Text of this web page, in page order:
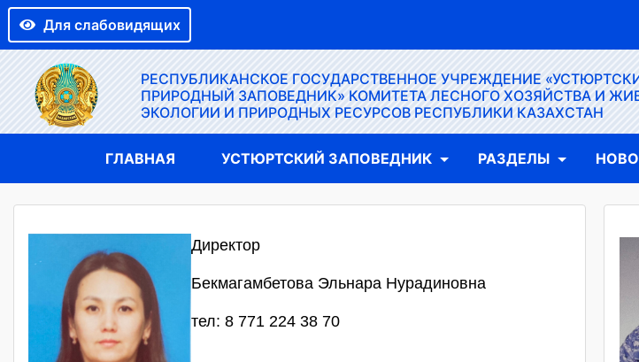
Для слабовидящих
РЕСПУБЛИКАНСКОЕ ГОСУДАРСТВЕННОЕ УЧРЕЖДЕНИЕ
ПРИРОДНЫЙ ЗАПОВЕДНИК» КОМИТЕТА ЛЕСНОГО ХОЗЯЙСТВА И
ЭКОЛОГИИ И ПРИРОДНЫХ РЕСУРСОВ РЕСПУБЛИКИ КАЗАХСТАН
ГЛАВНАЯ УСТЮРТСКИЙ ЗАПОВЕДНИК РАЗДЕЛЫ
Директор
Бекмагамбетова Эльнара Нурадиновна
тел: 8 771 224 38 70